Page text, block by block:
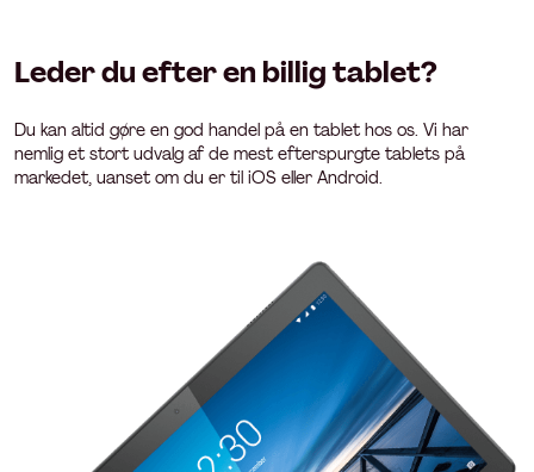
Leder du efter en billig tablet?
Du kan altid gøre en god handel på en tablet hos os. Vi har
nemlig et stort udvalg af de mest efterspurgte tablets på
markedet, uanset om du er til iOS eller Android.